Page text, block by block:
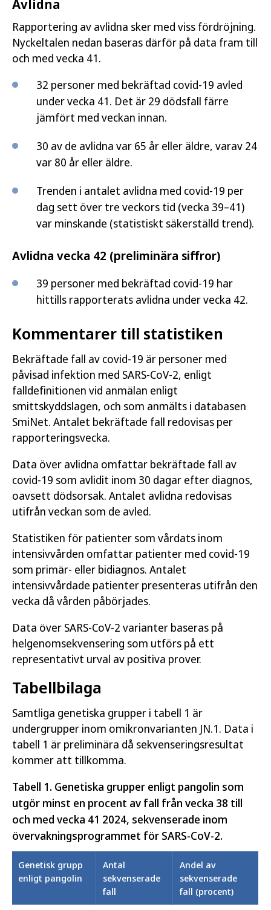
Avlidna
Rapportering av avlidna sker med viss fördröjning.
Nyckeltalen nedan baseras därför på data fram till
och med vecka 41.
32 personer med bekräftad covid-19 avled
under vecka 41. Det är 29 dödsfall färre
jämfört med veckan innan.
30 av de avlidna var 65 år eller äldre, varav 24
var 80 år eller äldre.
Trenden i antalet avlidna med covid-19 per
dag sett över tre veckors tid (vecka 39–41)
var minskande (statistiskt säkerställd trend).
Avlidna vecka 42 (preliminära siffror)
39 personer med bekräftad covid-19 har
hittills rapporterats avlidna under vecka 42.
Kommentarer till statistiken
Bekräftade fall av covid-19 är personer med
påvisad infektion med SARS-CoV-2, enligt
falldefinitionen vid anmälan enligt
smittskyddslagen, och som anmälts i databasen
SmiNet. Antalet bekräftade fall redovisas per
rapporteringsvecka.
Data över avlidna omfattar bekräftade fall av
covid-19 som avlidit inom 30 dagar efter diagnos,
oavsett dödsorsak. Antalet avlidna redovisas
utifrån veckan som de avled.
Statistiken för patienter som vårdats inom
intensivvården omfattar patienter med covid-19
som primär- eller bidiagnos. Antalet
intensivvårdade patienter presenteras utifrån den
vecka då vården påbörjades.
Data över SARS-CoV-2 varianter baseras på
helgenomsekvensering som utförs på ett
representativt urval av positiva prover.
Tabellbilaga
Samtliga genetiska grupper i tabell 1 är
undergrupper inom omikronvarianten JN.1. Data i
tabell 1 är preliminära då sekvenseringsresultat
kommer att tillkomma.
Tabell 1. Genetiska grupper enligt pangolin som
utgör minst en procent av fall från vecka 38 till
och med vecka 41 2024, sekvenserade inom
övervakningsprogrammet för SARS-CoV-2.
Genetisk grupp
enligt pangolin
Antal
sekvenserade
fall
Andel av
sekvenserade
fall (procent)